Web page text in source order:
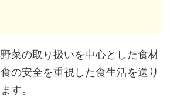
菜の取り扱いを中心とした食材
の安全を重視した食生活を送り
す。